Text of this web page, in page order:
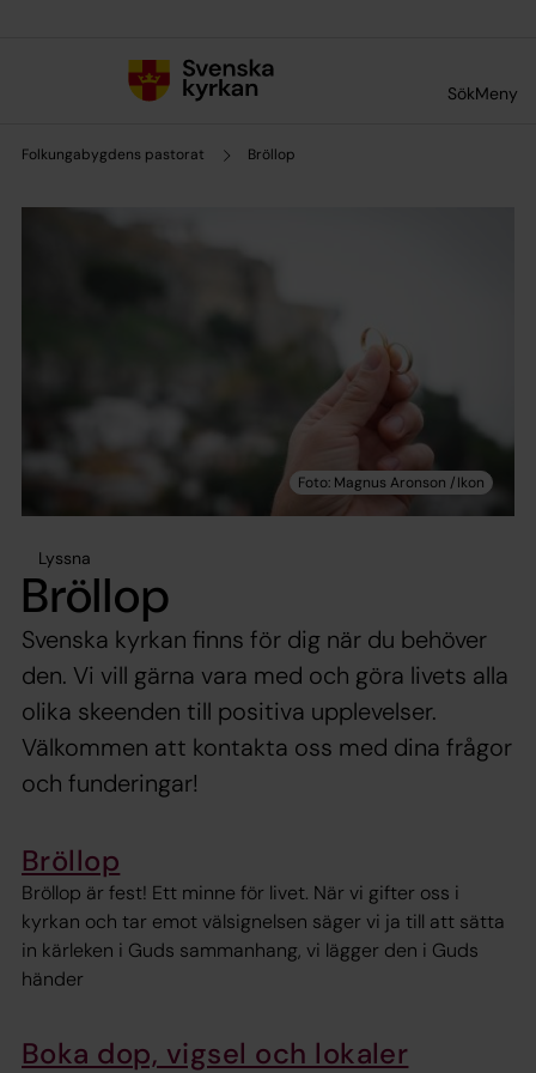
SökMeny
Folkungabygdens pastorat Bröllop
Lyssna
Bröllop
Svenska kyrkan finns för dig när du behöver
den. Vi vill gärna vara med och göra livets alla
olika skeenden till positiva upplevelser.
Välkommen att kontakta oss med dina frågor
och funderingar!
Bröllop
Bröllop är fest! Ett minne för livet. När vi gifter oss i
kyrkan och tar emot välsignelsen säger vi ja till att sätta
in kärleken i Guds sammanhang, vi lägger den i Guds
händer
Boka dop, vigsel och lokaler